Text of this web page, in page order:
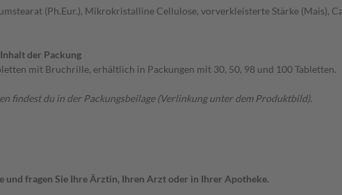
(Ph.Eur.), Mikrokristalline Cellulose, vorverkleisterte Stärke (Mais),
der Packung
mit Bruchrille, erhältlich in Packungen mit 30, 50, 98 und 100 Tabletten.
findest du in der Packungsbeilage (Verlinkung unter dem Produktbild).
und fragen Sie Ihre Ärztin, Ihren Arzt oder in Ihrer Apotheke.